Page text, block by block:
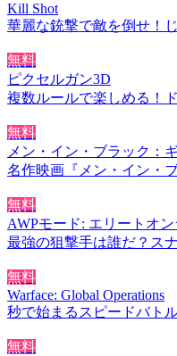
Kill Shot
華麗な銃撃で敵を倒せ！
無料
ピクセルガン3D
複数ルールで楽しめる！
無料
メン・イン・ブラック：
名作映画『メン・イン・
無料
AWPモード: エリートオ
最強の狙撃手は誰だ？ス
無料
Warface: Global Operations
秒で始まるスピードバト
無料